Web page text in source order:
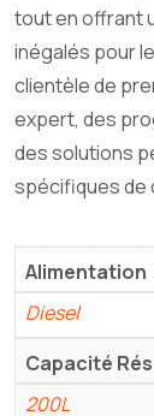
tout en offrant
inégalés pour
clientèle de
expert, des
des solutions
spécifiques de
Alimentation
Diesel
Capacité
200L